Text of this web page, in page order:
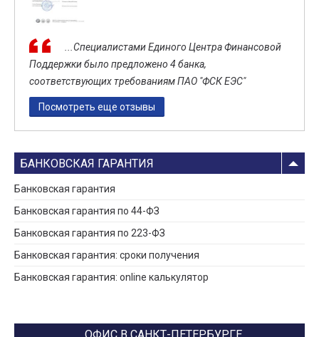
...Специалистами Единого Центра Финансовой
Поддержки было предложено 4 банка,
соответствующих требованиям ПАО "ФСК ЕЭС"
Посмотреть еще отзывы
БАНКОВСКАЯ ГАРАНТИЯ
Банковская гарантия
Банковская гарантия по 44-ФЗ
Банковская гарантия по 223-ФЗ
Банковская гарантия: сроки получения
Банковская гарантия: online калькулятор
ОФИС В САНКТ-ПЕТЕРБУРГЕ